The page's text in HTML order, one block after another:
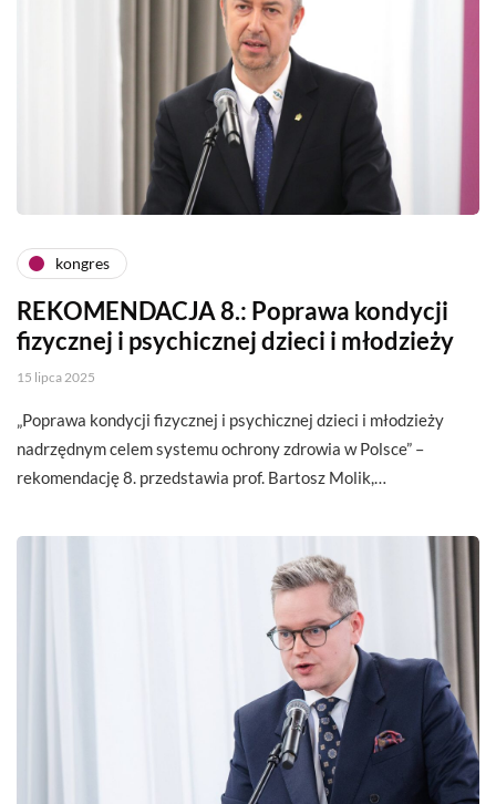
kongres
REKOMENDACJA 8.: Poprawa kondycji
fizycznej i psychicznej dzieci i młodzieży
15 lipca 2025
„Poprawa kondycji fizycznej i psychicznej dzieci i młodzieży
nadrzędnym celem systemu ochrony zdrowia w Polsce” –
rekomendację 8. przedstawia prof. Bartosz Molik,…